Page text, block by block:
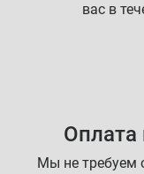
вас в
Оплата
Мы не требуем